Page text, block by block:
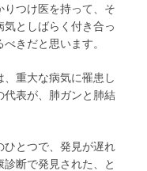
りつけ医を持って、そ
としばらく付き合っ
きだと思います。
重大な病気に罹患し
代表が、肺ガンと肺結
とつで、発見が遅れ
断で発見された、と